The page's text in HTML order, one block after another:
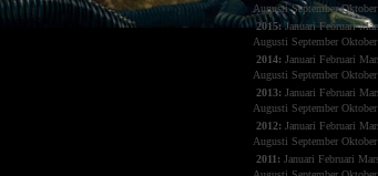
Augusti September Oktober
2015: Januari Februari
Augusti September Oktober
2014: Januari Februari
Augusti September Oktober
2013: Januari Februari
Augusti September Oktober
2012: Januari Februari
Augusti September Oktober
2011: Januari Februari